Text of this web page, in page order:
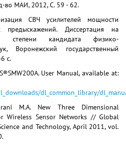
во МАИ, 2012, С. 59 - 62.
СВЧ усилителей мощности
Диссертация на
степени кандидата физико-
Воронежский государственный
с.
User Manual, available at:
dl_common_library/
M.A. New Three Dimensional
Wireless Sensor Networks // Global
and Technology, April 2011, vol.